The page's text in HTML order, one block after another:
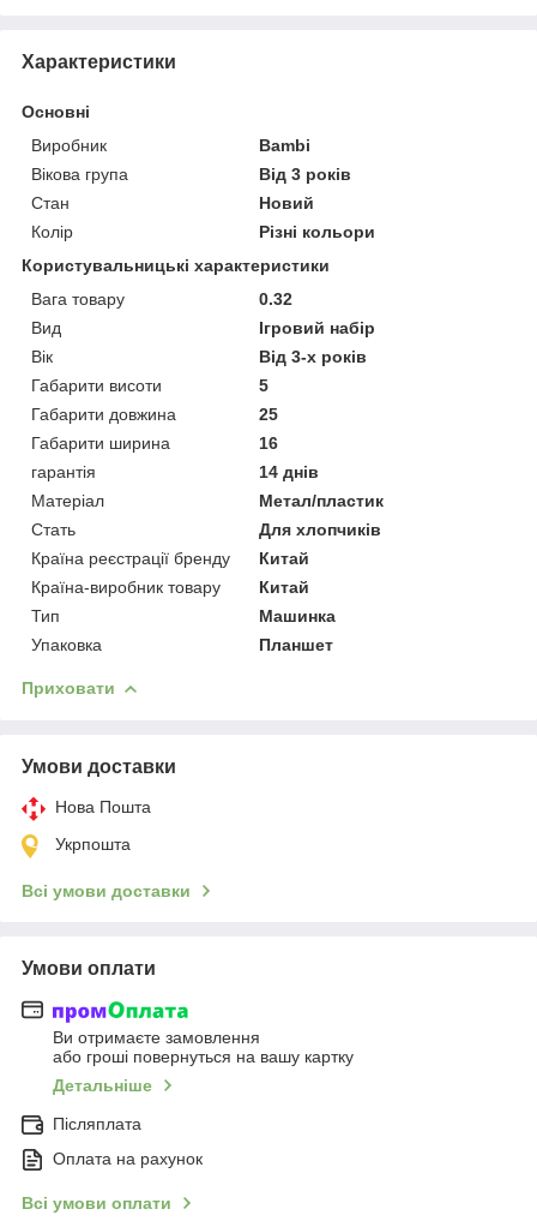
Характеристики
Основні
Виробник
Bambi
Вікова група
Від 3 років
Стан
Новий
Колір
Різні кольори
Користувальницькі характеристики
Вага товару
0.32
Вид
Ігровий набір
Вік
Від 3-х років
Габарити висоти
5
Габарити довжина
25
Габарити ширина
16
гарантія
14 днів
Матеріал
Метал/пластик
Стать
Для хлопчиків
Країна реєстрації бренду
Китай
Країна-виробник товару
Китай
Тип
Машинка
Упаковка
Планшет
Приховати
Умови доставки
Нова Пошта
Укрпошта
Всі умови доставки
Умови оплати
Ви отримаєте замовлення
або гроші повернуться на вашу картку
Детальніше
Післяплата
Оплата на рахунок
Всі умови оплати